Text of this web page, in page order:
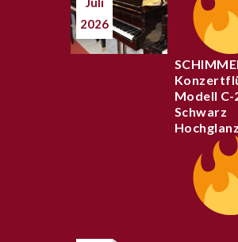
2026
Modell C-
Schwarz
Hochglanz